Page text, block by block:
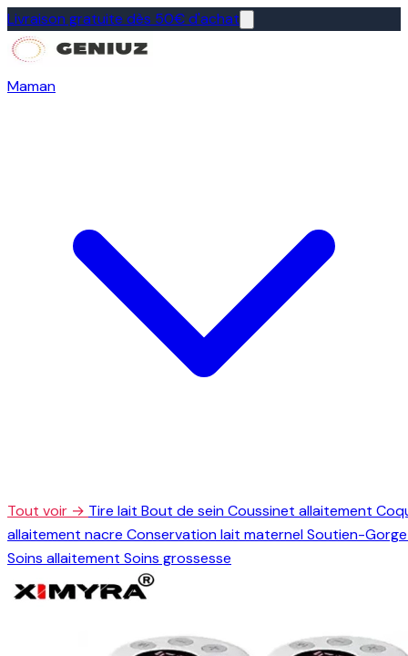
Livraison gratuite dès 50€ d'achat
Maman
Tout voir → Tire lait Bout de seinCoussinet allaitement
allaitement nacre Conservation lait maternelSoutien-
Soins allaitement Soins grossesse